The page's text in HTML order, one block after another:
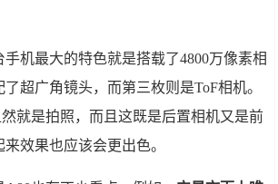
机最大的特色就是搭载了4800万像素相
超广角镜头，而第三枚则是ToF相机。
就是拍照，而且这既是后置相机又是前
效果也应该会更出色。